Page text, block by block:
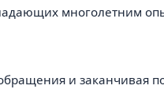
многолетним
и заканчивая